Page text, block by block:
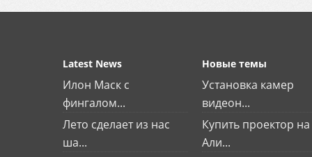
Latest News
Илон Маск с
фингалом...
Лето сделает из нас
ша...
Новые темы
Установка камер
видеон...
Купить проектор на
Али...